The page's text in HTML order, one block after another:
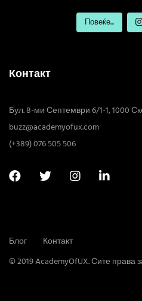
Повеќе...
Контакт
Бул. 8-ми Септември 6/1-1, 1000
buzz@academyofux.com
(+389) 076 505 506
Блог
Контакт
© 2019 AcademyOfUX. Сите права